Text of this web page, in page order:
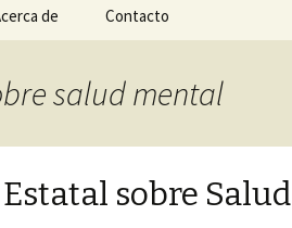
de Contacto
salud mental
sobre Salud